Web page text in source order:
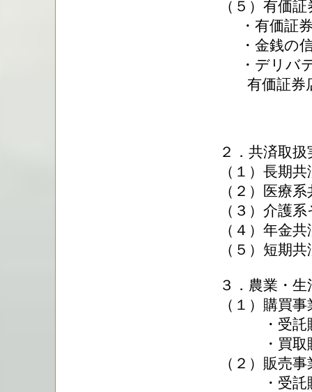
（５）有価
・有価証券
・金銭の信
・デリバテ
有価証券
２．共済取扱
（１）長期
（２）医療
（３）介護
（４）年金
（５）短期
３．農業・
（１）購買
・受託
・買取
（２）販売
・受託